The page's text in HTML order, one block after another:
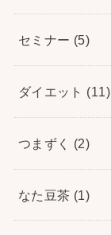
セミナー (5)
ダイエット (11)
つまずく (2)
なた豆茶 (1)